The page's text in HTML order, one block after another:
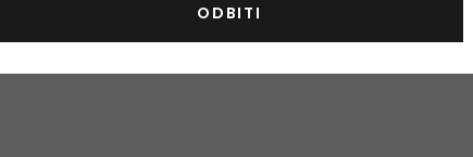
upotrebu
3,50 €
ODBITI